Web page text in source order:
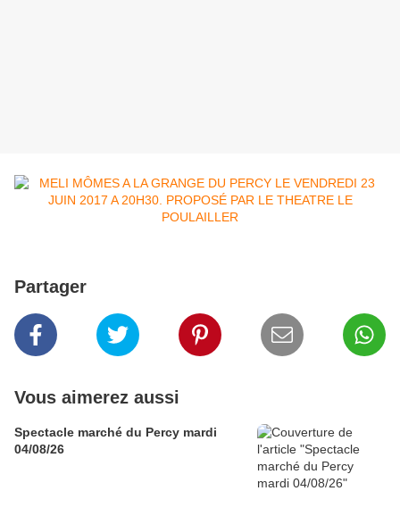
Partager
Vous aimerez aussi
Spectacle marché du Percy mardi
04/08/26